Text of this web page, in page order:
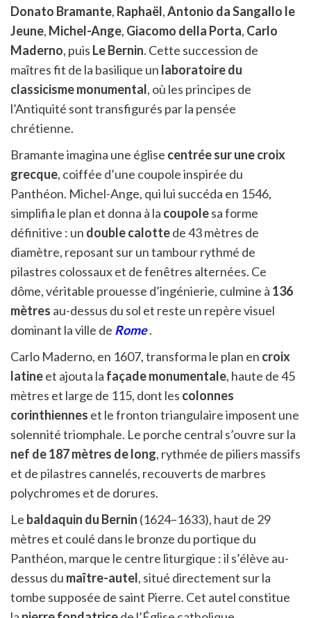
Donato Bramante, Raphaël,Antonio da Sangallo le
Jeune, Michel-Ange, Giacomo della Porta, Carlo
Maderno, puis Le Bernin. Cette succession de
maîtres fit de la basilique un laboratoire du
classicisme monumental, où les principes de
l’Antiquité sont transfigurés par la pensée
chrétienne.
Bramante imagina une église centrée sur une croix
grecque, coiffée d’une coupole inspirée du
Panthéon. Michel-Ange, qui lui succéda en 1546,
simplifia le plan et donna à la coupolesa forme
définitive : un double calottede 43 mètres de
diamètre, reposant sur un tambour rythmé de
pilastres colossaux et de fenêtres alternées. Ce
dôme, véritable prouesse d’ingénierie, culmine à 136
mètres au-dessus du sol et reste un repère visuel
dominant la ville de Rome.
Carlo Maderno, en 1607, transforma le plan en croix
latineet ajouta la façade monumentale, haute de 45
mètres et large de 115, dont les colonnes
corinthiennes et le fronton triangulaire imposent une
solennité triomphale. Le porche central s’ouvre sur la
nef de 187 mètres de long, rythmée de piliers massifs
et de pilastres cannelés, recouverts de marbres
polychromes et de dorures.
Le baldaquin du Bernin (1624–1633), haut de 29
mètres et coulé dans le bronze du portique du
Panthéon, marque le centre liturgique : il s’élève au-
dessus du maître-autel, situé directement sur la
tombe supposée de saint Pierre. Cet autel constitue